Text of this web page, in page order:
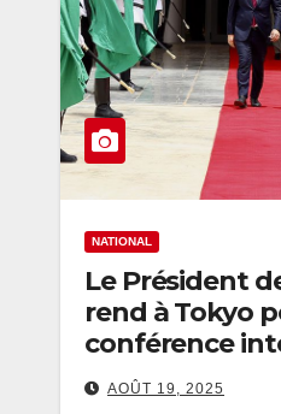
NATIONAL
Le Président
rend à Tokyo
conférence
AOÛT 19, 2025